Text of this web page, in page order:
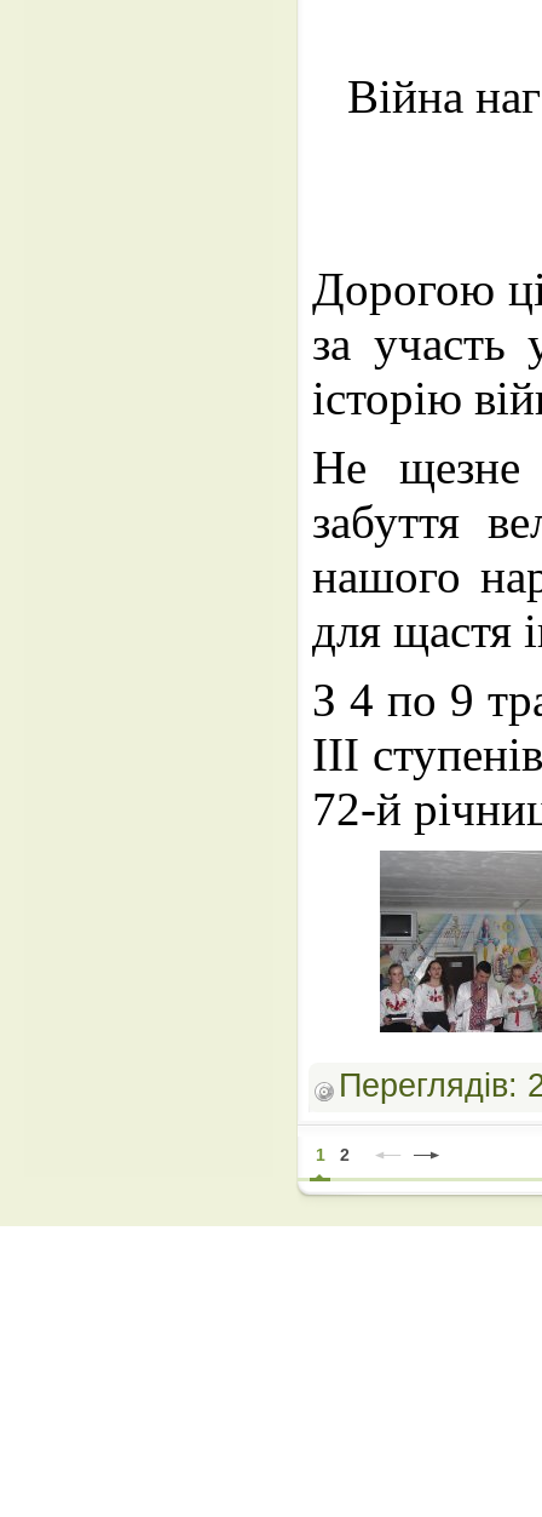
Війна
Дорогою
за участь
історію
Не щезне
забуття
нашого
для щастя
З 4 по 9
ІІІ
72-й
1 2